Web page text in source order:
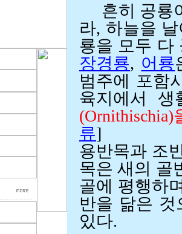
흔히 공룡
라, 하늘을
룡을 모두 다
장경룡, 어룡
범주에 포함
육지에서
류]
용반목과 조
목은 새의 골
골에 평행하
반을 닮은 것
있다.